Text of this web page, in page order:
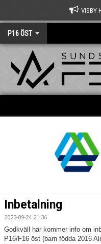
VISBY
P16 ÖST
TRUPPEN
BILDGALLERI
Inbetalning
2023-09-24 21:36
Godkväll här kommer info om
P16/F16 öst (barn födda 2016